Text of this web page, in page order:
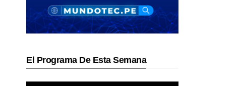
El Programa De Esta Semana